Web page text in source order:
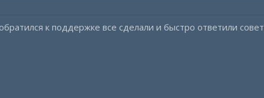
к поддержке все сделали и быстро ответили